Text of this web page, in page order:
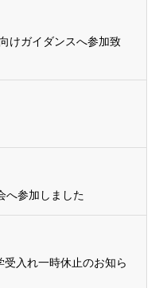
けガイダンスへ参加致
へ参加しました
入れ一時休止のお知ら